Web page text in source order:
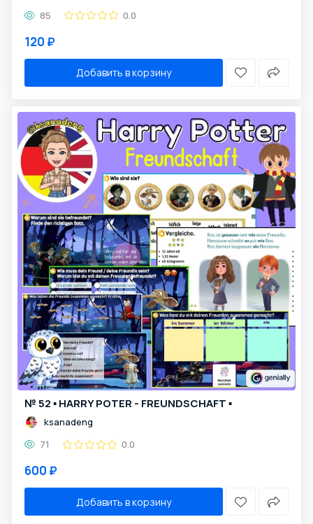
85
0.0
120 ₽
Добавить в корзину
№ 52 ▪️ HARRY POTER - FREUNDSCHAFT ▪️
ksanadeng
71
0.0
600 ₽
Добавить в корзину